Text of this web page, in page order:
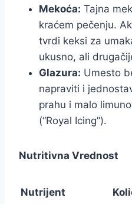
Mekoća: Tajna
kraćem pečenju.
tvrdi keksi za
ukusno, ali
Glazura: Umesto
napraviti i
prahu i malo
(“Royal Icing”).
Nutritivna Vrednost
Nutrijent